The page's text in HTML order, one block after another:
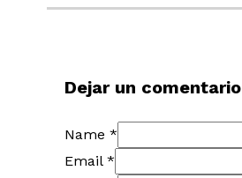
Dejar un comentario
Name *
Email *